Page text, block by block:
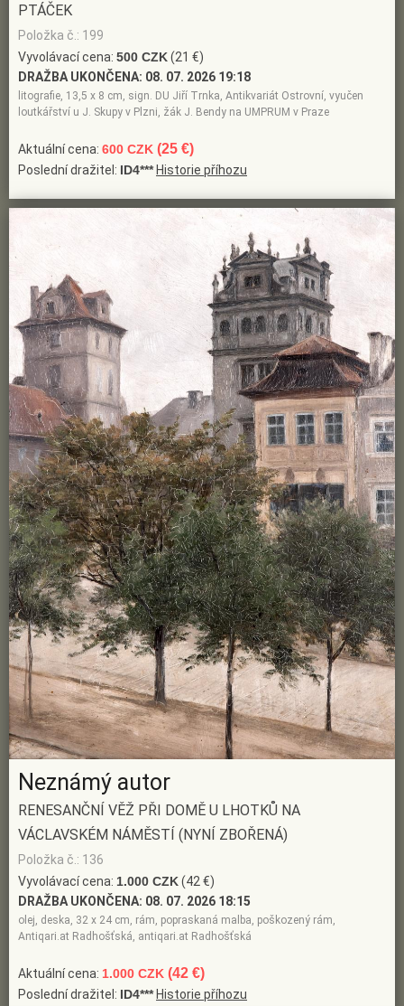
PTÁČEK
Položka č.: 199
Vyvolávací cena: 500 CZK(21 €)
DRAŽBA UKONČENA: 08. 07. 2026 19:18
litografie, 13,5 x 8 cm, sign. DU Jiří Trnka, Antikvariát Ostrovní, vyučen
loutkářství u J. Skupy v Plzni, žák J. Bendy na UMPRUM v Praze
Aktuální cena: 600 CZK (25 €)
Poslední dražitel: ID4*** Historie příhozu
Neznámý autor
RENESANČNÍ VĚŽ PŘI DOMĚ U LHOTKŮ NA
VÁCLAVSKÉM NÁMĚSTÍ (NYNÍ ZBOŘENÁ)
Položka č.: 136
Vyvolávací cena: 1.000 CZK(42 €)
DRAŽBA UKONČENA: 08. 07. 2026 18:15
olej, deska, 32 x 24 cm, rám, popraskaná malba, poškozený rám,
Antiqari.at Radhošťská, antiqari.at Radhošťská
Aktuální cena: 1.000 CZK (42 €)
Poslední dražitel: ID4*** Historie příhozu